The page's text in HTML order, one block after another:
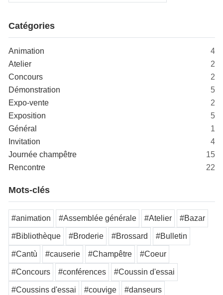
Catégories
Animation
4
Atelier
2
Concours
2
Démonstration
5
Expo-vente
2
Exposition
5
Général
1
Invitation
4
Journée champêtre
15
Rencontre
22
Mots-clés
#animation #Assemblée générale #Atelier #Bazar
#Bibliothèque #Broderie #Brossard #Bulletin
#Cantù #causerie #Champêtre #Coeur
#Concours #conférences #Coussin d'essai
#Coussins d'essai #couvige #danseurs